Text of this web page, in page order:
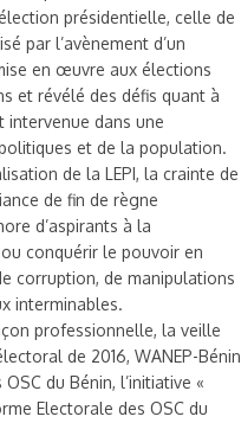
présidentielle, celle de
par l’avènement d’un
en œuvre aux élections
et révélé des défis quant à
intervenue dans une
et de la population.
de la LEPI, la crainte de
de fin de règne
d’aspirants à la
conquérir le pouvoir en
corruption, de manipulations
interminables.
professionnelle, la veille
de 2016, WANEP-Bénin
du Bénin, l’initiative «
Electorale des OSC du